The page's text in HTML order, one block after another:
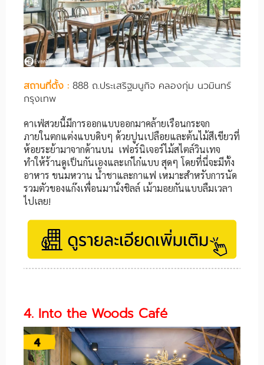
สถานที่ตั้ง : 888 ถ.ประเสริฐมนูกิจ คลองกุ่ม นวมินทร์
กรุงเทพ
คาเฟ่สวยนี้มีการออกแบบออกมาคล้ายเรือนกระจก
ภายในตกแต่งแบบดิบๆ ด้วยปูนเปลือยและต้นไม้สีเขียวที่
ห้อยระย้ามาจากด้านบน เฟอร์นิเจอร์ไม้สไตล์วินเทจ
ทำให้ร้านดูเป็นกันเองและเก๋ไก๋แบบ สุดๆ โดยที่นี่จะมีทั้ง
อาหาร ขนมหวาน น้ำชาและกาแฟ เหมาะสำหรับการนัด
รวมตัวของแก๊งเพื่อนมานั่งชิลล์ เม้ามอยกันแบบลืมเวลา
ไปเลย!
4. Into the Woods Café